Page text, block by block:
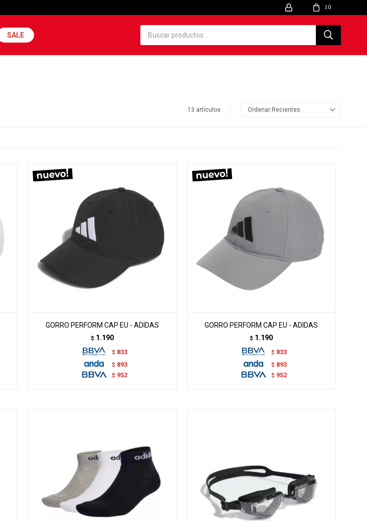
SALE
$ 0
13 artículos Recientes
GORRO PERFORM CAP EU - ADIDAS
$ 1.190
$ 833
$ 893
$ 952
GORRO PERFORM CAP EU - ADIDAS
$ 1.190
$ 833
$ 893
$ 952